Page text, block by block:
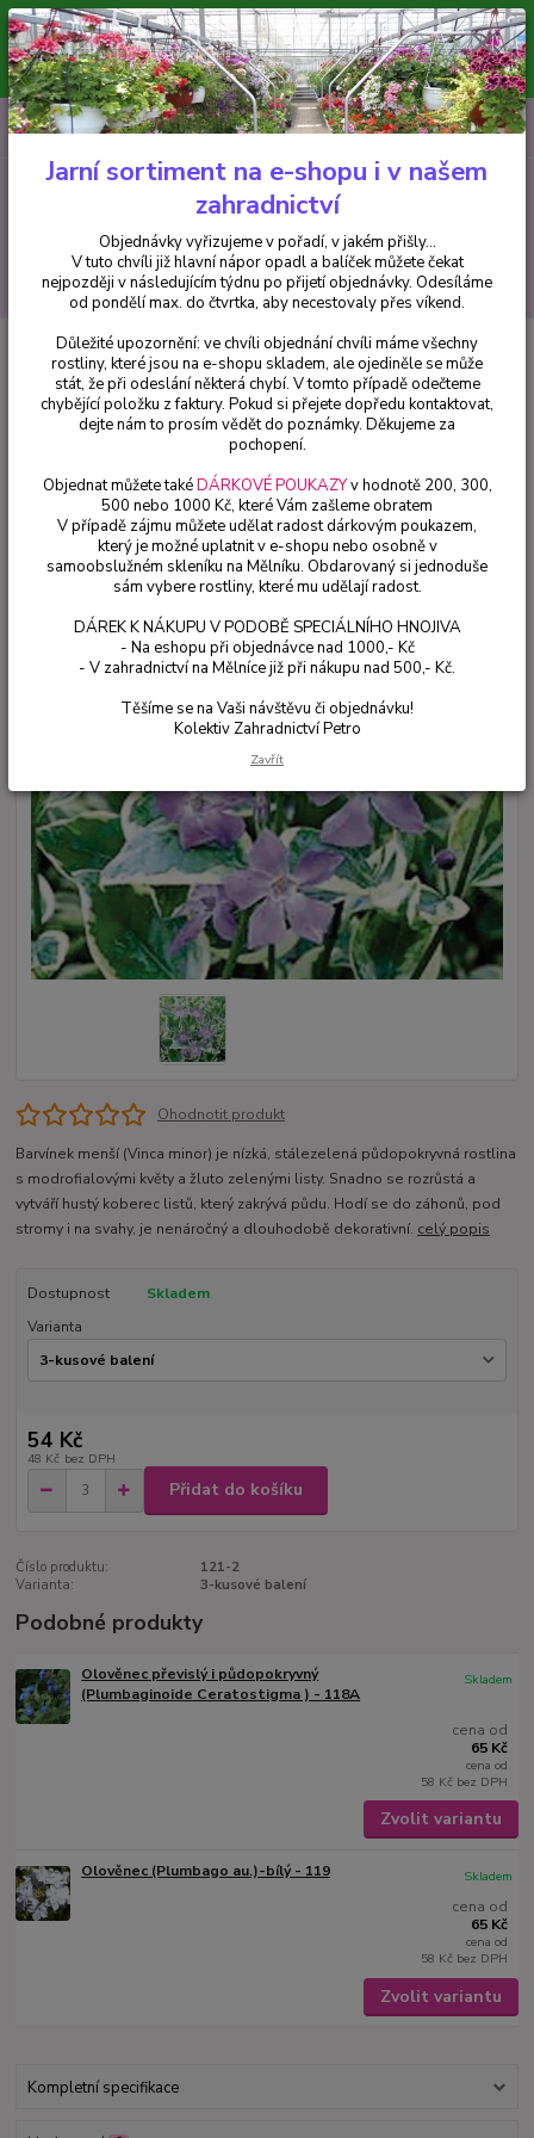
Minimální hodnota pro odeslání z e-shopu je 300 Kč.
V tuto chvíli již hlavní nápor objednávek opadl a balíček můžete čekat
nejpozději v následujícím týdnu po přijetí objednávky. Objednávky
vyřizujeme v pořadí, v jakém přišly...
CZK
Hledat
+420 602 223 614 0ks
za0 Kč
Balkónové rostliny
Barvínek menší-Vinca minor - cena za kus v 3-
kusovém balení
Barvínek menší-Vinca minor -
cena za kus v 3-kusovém balení
Ohodnotit produkt
Barvínek menší (Vinca minor) je nízká, stálezelená půdopokryvná rostlina
s modrofialovými květy a žluto zelenými listy. Snadno se rozrůstá a
vytváří hustý koberec listů, který zakrývá půdu. Hodí se do záhonů, pod
stromy i na svahy, je nenáročný a dlouhodobě dekorativní. celý popis
Dostupnost
Skladem
Varianta
54 Kč
48 Kč bez DPH
Přidat do košíku
Číslo produktu:
121-2
Varianta:
3-kusové balení
Podobné produkty
Olověnec převislý i půdopokryvný
(Plumbaginoide Ceratostigma ) - 118A
cena od
65 Kč
cena od
58 Kč bez DPH
Skladem
Zvolit variantu
Olověnec (Plumbago au.)-bílý - 119
cena od
65 Kč
cena od
58 Kč bez DPH
Skladem
Zvolit variantu
Kompletní specifikace
Jarní sortiment na e-shopu i v našem
zahradnictví
Objednávky vyřizujeme v pořadí, v jakém přišly...
V tuto chvíli již hlavní nápor opadl a balíček můžete čekat
nejpozději v následujícím týdnu po přijetí objednávky. Odesíláme
od pondělí max. do čtvrtka, aby necestovaly přes víkend.
Důležité upozornění: ve chvíli objednání chvíli máme všechny
rostliny, které jsou na e-shopu skladem, ale ojediněle se může
stát, že při odeslání některá chybí. V tomto případě odečteme
chybějící položku z faktury. Pokud si přejete dopředu kontaktovat,
dejte nám to prosím vědět do poznámky. Děkujeme za
pochopení.
Objednat můžete takéDÁRKOVÉ POUKAZYv hodnotě 200, 300,
500 nebo 1000 Kč, které Vám zašleme obratem
V případě zájmu můžete udělat radost dárkovým poukazem,
který je možné uplatnit v e-shopu nebo osobně v
samoobslužném skleníku na Mělníku. Obdarovaný si jednoduše
sám vybere rostliny, které mu udělají radost.
DÁREK K NÁKUPU V PODOBĚ SPECIÁLNÍHO HNOJIVA
- Na eshopu při objednávce nad 1000,- Kč
- V zahradnictví na Mělníce již při nákupu nad 500,- Kč.
Těšíme se na Vaši návštěvu či objednávku!
Kolektiv Zahradnictví Petro
Zavřít